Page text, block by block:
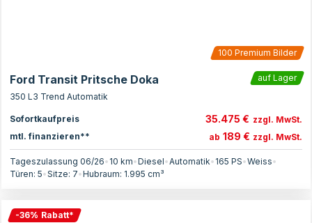
100 Premium Bilder
Ford Transit Pritsche Doka
auf Lager
350 L3 Trend Automatik
Sofortkaufpreis 35.475 € zzgl. MwSt.
mtl. finanzieren**
ab 189 € zzgl. MwSt.
Tageszulassung 06/26• 10 km•Diesel•Automatik• 165 PS•Weiss•
Türen: 5•Sitze: 7•Hubraum: 1.995 cm³
-36% Rabatt*